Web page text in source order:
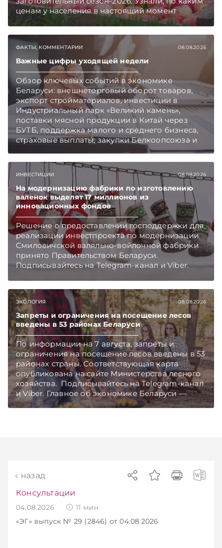
ценам у населения в настоящий момент
закупают продукцию, сколько
как изменились правила игры в текущем году.
Подписывайтесь на Telegram‑канал и Viber.
Главное об экономике Беларуси — раньше,
чем в новостях TelegramViber
ФАКТЫ, КОММЕНТАРИИ 08.08.2026
Важные цифры уходящей недели
Обзор ключевых событий в экономике
Беларуси: внешнеторговый оборот товаров,
экспорт стройматериалов, инвестиции в
Индустриальный парк «Великий камень»,
поставки мясной продукции в Китай через
БУТБ, поддержка малого и среднего бизнеса,
страховые выплаты, закупки Белкоопсоюза и
рост продаж новых автомобилей.
Подписывайтесь на Telegram‑канал и Viber.
Главное об экономике Беларуси — раньше,
чем в новостях TelegramViber
ИНВЕСТИЦИИ 08.08.2026
На модернизацию фабрики по изготовлению
валенок выделят 17 миллионов из
инновационных фондов
Решение о предоставлении господдержки для
реализации инвестпроекта по модернизации
Смиловичской валяльно-войлочной фабрики
принято Правительством Беларуси.
Подписывайтесь на Telegram‑канал и Viber.
Главное об экономике Беларуси — раньше,
ЭКОЛОГИЯ 08.08.2026
Запреты и ограничения на посещение лесов
введены в 53 районах Беларуси
По информации на 7 августа, запреты и
ограничения на посещение лесов введены в 53
районах страны. Соответствующая карта
опубликована на сайте Министерства лесного
хозяйства. Подписывайтесь на Telegram‑канал
и Viber. Главное об экономике Беларуси —
раньше, чем в новостях TelegramViber
назад
Консультации
04.08.2026 11 мин
«ЭГ» выпуск № 29 (2846) от 04.08.2026